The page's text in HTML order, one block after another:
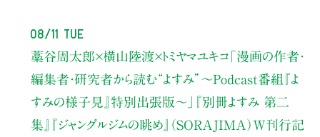
08/11 Tue
藁谷周太郎×横山陸渡×トミヤマユキコ「漫画の作者・
編集者・研究者から読む“よすみ” 〜Podcast番組『よ
すみの様子見』特別出張版〜」
『別冊よすみ 第二
集』『ジャングルジムの眺め』（SORAJIMA）W刊行記